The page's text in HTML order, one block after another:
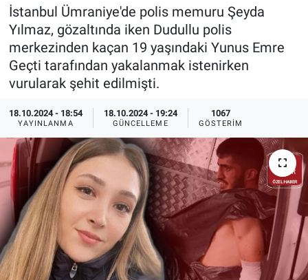
İstanbul Ümraniye'de polis memuru Şeyda
Yılmaz, gözaltında iken Dudullu polis
merkezinden kaçan 19 yaşındaki Yunus Emre
Geçti tarafından yakalanmak istenirken
vurularak şehit edilmişti.
18.10.2024 - 18:54
YAYINLANMA
18.10.2024 - 19:24
GÜNCELLEME
1067
GÖSTERIM
Dünya
Ege Saati
Ege'den Esintiler
Eğitim
Eğlence
Ekonomi
Forum
Gerçeğin İzinde
Yayın Akışı
İletişim
Son Dakika Haberleri
Haber Arşivi